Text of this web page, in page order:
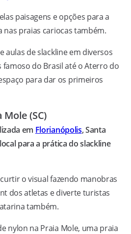
paisagens e opções para a
praias cariocas também.
aulas de slackline em diversos
famoso do Brasil até o Aterro do
para dar os primeiros
(SC)
em Florianópolis, Santa
para a prática do slackline
o visual fazendo manobras
dos atletas e diverte turistas
também.
nylon na Praia Mole, uma praia